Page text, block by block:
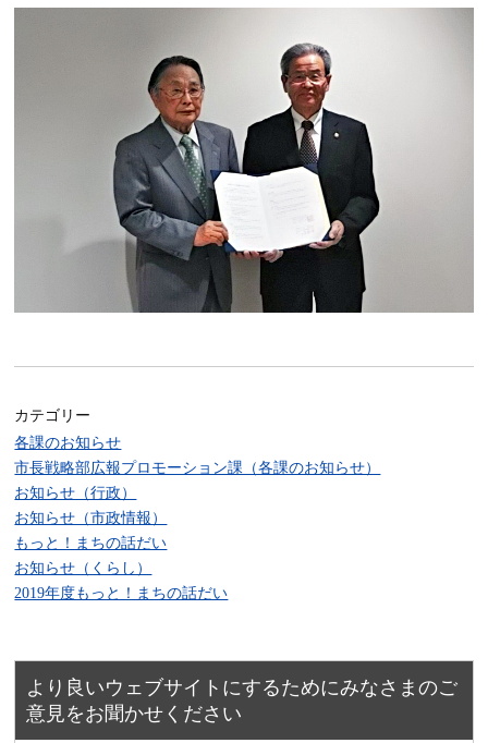
カテゴリー
各課のお知らせ
市長戦略部広報プロモーション課（各課のお知らせ）
お知らせ（行政）
お知らせ（市政情報）
もっと！まちの話だい
お知らせ（くらし）
2019年度もっと！まちの話だい
より良いウェブサイトにするためにみなさまのご
意見をお聞かせください